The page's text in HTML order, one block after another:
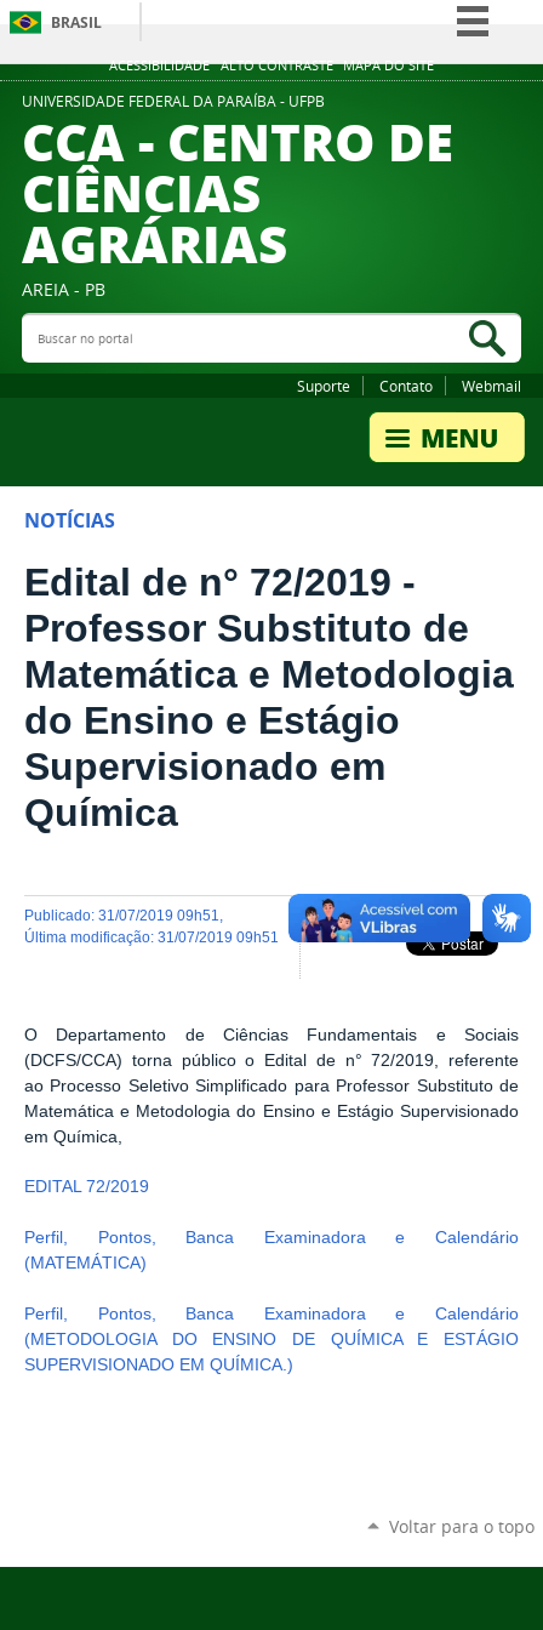
ACESSIBILIDADE ALTO CONTRASTE MAPA DO SITE
BRASIL
Simplifique!
Participe
UNIVERSIDADE FEDERAL DA PARAÍBA - UFPB
CCA - CENTRO DE
CIÊNCIAS
AGRÁRIAS
AREIA - PB
Buscar no portal
Suporte Contato Webmail
NOTÍCIAS
Edital de n° 72/2019 -
Professor Substituto de
Matemática e Metodologia
do Ensino e Estágio
Supervisionado em
Química
publicado: 31/07/2019 09h51
última modificação: 31/07/2019 09h51
O Departamento de Ciências Fundamentais e Sociais
(DCFS/CCA) torna público o Edital de n° 72/2019, referente
ao Processo Seletivo Simplificado para Professor Substituto de
Matemática e Metodologia do Ensino e Estágio Supervisionado
em Química,
EDITAL 72/2019
Perfil, Pontos, Banca Examinadora e Calendário
(MATEMÁTICA)
Perfil, Pontos, Banca Examinadora e Calendário
(METODOLOGIA DO ENSINO DE QUÍMICA E ESTÁGIO
SUPERVISIONADO EM QUÍMICA.)
Voltar para o topo